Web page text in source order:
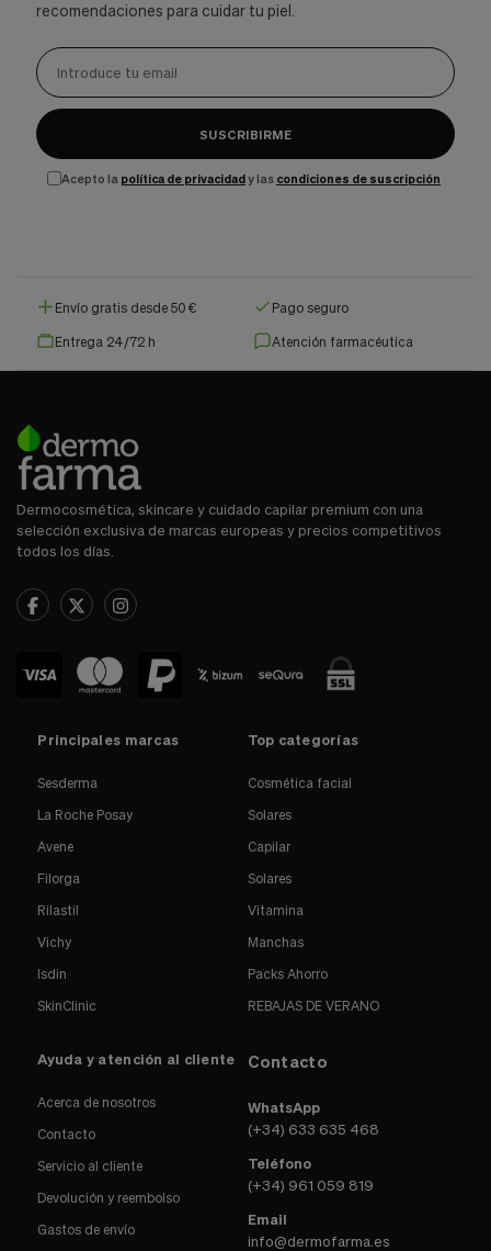
recomendaciones para cuidar tu piel.
SUSCRIBIRME
Acepto la política de privacidady las condiciones de suscripción
Envío gratis desde 50 € Pago seguro
Entrega 24/72 h Atención farmacéutica
Dermocosmética, skincare y cuidado capilar premium con una
selección exclusiva de marcas europeas y precios competitivos
todos los días.
Principales marcas
Sesderma
La Roche Posay
Avene
Filorga
Rilastil
Vichy
Isdin
SkinClinic
Top categorías
Cosmética facial
Solares
Capilar
Solares
Vitamina
Manchas
Packs Ahorro
REBAJAS DE VERANO
Ayuda y atención al cliente
Acerca de nosotros
Contacto
Servicio al cliente
Devolución y reembolso
Gastos de envío
Contacto
WhatsApp
(+34) 633 635 468
Teléfono
(+34) 961 059 819
Email
info@dermofarma.es